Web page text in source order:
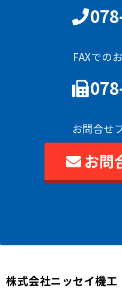
FAXでの
お問合せ
お問
株式会社ニッセイ機工